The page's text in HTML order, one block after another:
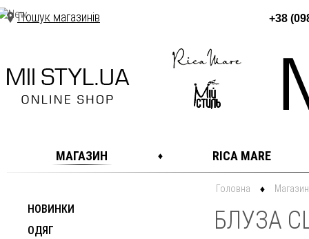
Пошук магазинів +38
МАГАЗИН RICA MARE
НОВИНКИ
ОДЯГ
Головна Магазин
БЛУЗА